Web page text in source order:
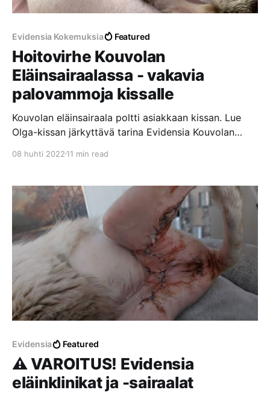
Evidensia Kokemuksia Featured
Hoitovirhe Kouvolan
Eläinsairaalassa - vakavia
palovammoja kissalle
Kouvolan eläinsairaala poltti asiakkaan kissan. Lue
Olga-kissan järkyttävä tarina Evidensia Kouvolan
aiheutui vakavia palovammoja laajalle alueelle.
08 huhti 2022 11 min read
Evidensia Featured
⚠️ VAROITUS! Evidensia
eläinklinikat ja -sairaalat